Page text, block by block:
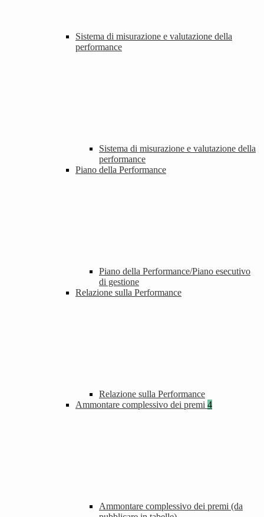
Sistema di misurazione e valutazione della
performance
Sistema di misurazione e valutazione della
performance
Piano della Performance
Piano della Performance/Piano esecutivo
di gestione
Relazione sulla Performance
Relazione sulla Performance
Ammontare complessivo dei premi 4
Ammontare complessivo dei premi (da